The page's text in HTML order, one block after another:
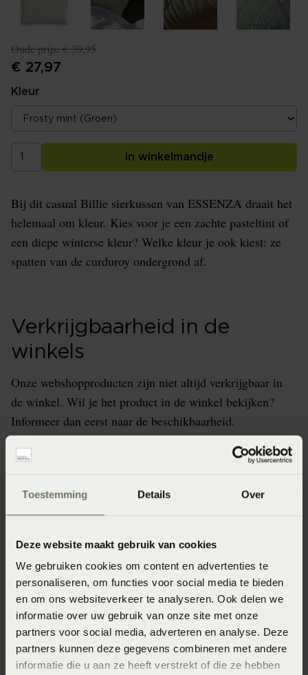
Toestemming Details Over
Deze website maakt gebruik van cookies
We gebruiken cookies om content en advertenties te
personaliseren, om functies voor social media te bieden
en om ons websiteverkeer te analyseren. Ook delen we
informatie over uw gebruik van onze site met onze
partners voor social media, adverteren en analyse. Deze
partners kunnen deze gegevens combineren met andere
informatie die u aan ze heeft verstrekt of die ze hebben
Oude prijs:€ 39,95
€ 27,97
Kleur
in winkelmandje
Bij dit casual Billie sierkussen van ESSENZA draait het
helemaal om kleur. Kies voor je een zachte pasteltint of
een diepe winterse kleur? Welke kleur je ook kiest: ze
spatten van de curduroy ondergrond af.
Verkrijgbaarheid in de
winkels
Onze webshopproducten zijn niet altijd verkrijgbaar in
de winkel. Wil je het product in de winkel bekijken?
Informeer dan eerst naar de beschikbaarheid.
Specificaties
Artikelnummer
8715944669528
Materiaal
100% polyester (Polyester)
Wasinstructie
Maximaal 40 graden (Wassen op maximaal 40 graden)